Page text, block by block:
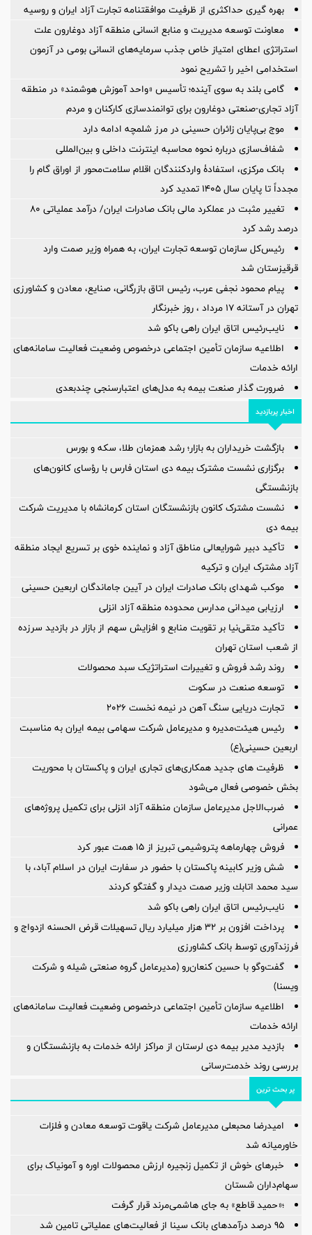
بهره گیری حداکثری از ظرفیت موافقتنامه تجارت آزاد ایران و روسیه
معاونت توسعه مدیریت و منابع انسانی منطقه آزاد دوغارون علت
استراتژی اعطای امتیاز خاص جذب سرمایه‌های انسانی بومی در آزمون
استخدامی اخیر را تشریح نمود
گامی بلند به سوی آینده؛ تأسیس «واحد آموزش هوشمند» در منطقه
آزاد تجاری-صنعتی دوغارون برای توانمندسازی کارکنان و مردم
موج بی‌پایان زائران حسینی در مرز شلمچه ادامه دارد
شفاف‌سازی درباره نحوه محاسبه اینترنت داخلی و بین‌المللی
بانک مرکزی، استفادۀ واردکنندگان اقلام سلامت‌محور از اوراق گام را
مجدداً تا پایان سال ۱۴۰۵ تمدید کرد
تغییر مثبت در عملکرد مالی بانک صادرات ایران/ درآمد عملیاتی 80
درصد رشد کرد
رئیس‌کل سازمان توسعه تجارت ایران، به همراه وزیر صمت وارد
قرقیزستان شد
پیام محمود نجفی عرب، رئیس اتاق بازرگانی، صنایع، معادن و کشاورزی
تهران در آستانه 17 مرداد ، روز خبرنگار
نایب‌رئیس اتاق ایران راهی باکو شد
اطلاعیه سازمان تأمین اجتماعی درخصوص وضعیت فعالیت سامانه‌های
ارائه خدمات
ضرورت گذار صنعت بیمه به مدل‌های اعتبارسنجی چندبعدی
اخبار پربازدید
بازگشت خریداران به بازار؛ رشد همزمان طلا، سکه و بورس
برگزاری نشست مشترک بیمه دی استان فارس با رؤسای کانون‌های
بازنشستگی
نشست مشترک کانون بازنشستگان استان کرمانشاه با مدیریت شرکت
بیمه دی
تأکید دبیر شورایعالی مناطق آزاد و نماینده خوی بر تسریع ایجاد منطقه
آزاد مشترک ایران و ترکیه
موکب شهدای بانک صادرات ایران در آیین جاماندگان اربعین حسینی
ارزیابی میدانی مدارس محدوده منطقه آزاد انزلی
تأکید متقی‌نیا بر تقویت منابع و افزایش سهم از بازار در بازدید سرزده
از شعب استان تهران
روند رشد فروش و تغییرات استراتژیک سبد محصولات
توسعه صنعت در سکوت
تجارت دریایی سنگ آهن در نیمه نخست ۲۰۲۶
رئیس هیئت‌مدیره و مدیرعامل شرکت سهامی بیمه ایران به مناسبت
اربعین حسینی(ع)
ظرفیت های جدید همکاری‌های تجاری ایران و پاکستان با محوریت
بخش خصوصی فعال می‌شود
ضرب‌الاجل مدیرعامل سازمان منطقه آزاد انزلی برای تكمیل پروژه‌های
عمرانی
فروش چهارماهه پتروشیمی تبریز از ۱۵ همت عبور کرد
شش وزیر کابینه پاکستان با حضور در سفارت ایران در اسلام آباد، با
سيد محمد اتابك وزير صمت ديدار و گفتگو كردند
نایب‌رئیس اتاق ایران راهی باکو شد
پرداخت افزون بر 32 هزار میلیارد ریال تسهیلات قرض الحسنه ازدواج و
فرزندآوری توسط بانک کشاورزی
گفت‌وگو با حسین كنعان‌رو (مدیرعامل گروه صنعتی شیله و شركت
ویسنا)
اطلاعیه سازمان تأمین اجتماعی درخصوص وضعیت فعالیت سامانه‌های
ارائه خدمات
بازدید مدیر بیمه دی لرستان از مراکز ارائه خدمات به بازنشستگان و
بررسی روند خدمت‌رسانی
پر بحث ترین
امیدرضا محبعلی مدیرعامل شرکت یاقوت توسعه معادن و فلزات
خاورمیانه شد
خبرهای خوش از تکمیل زنجیره ارزش محصولات اوره و آمونیاک برای
سهام‌داران شستان
؛«حمید قاطع» به جای هاشمی‌مرند قرار گرفت
95 درصد درآمدهای بانک سینا از فعالیت‌های عملیاتی تامین شد